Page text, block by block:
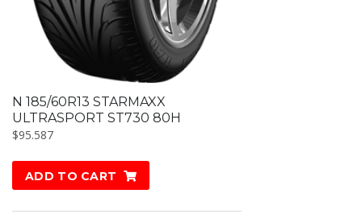
N 185/60R13 STARMAXX
ULTRASPORT ST730 80H
$95.587
ADD TO CART